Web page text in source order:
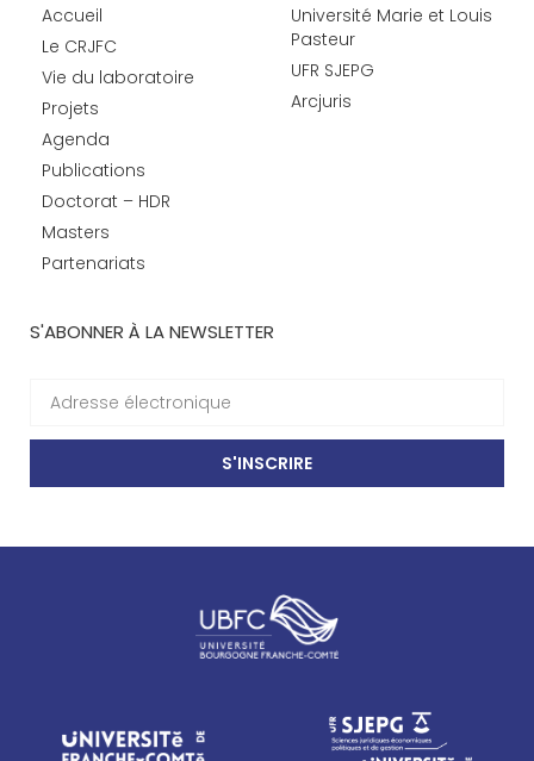
Accueil
Le CRJFC
Vie du laboratoire
Projets
Agenda
Publications
Doctorat – HDR
Masters
Partenariats
Université Marie et Louis
Pasteur
UFR SJEPG
Arcjuris
S'ABONNER À LA NEWSLETTER
S'INSCRIRE